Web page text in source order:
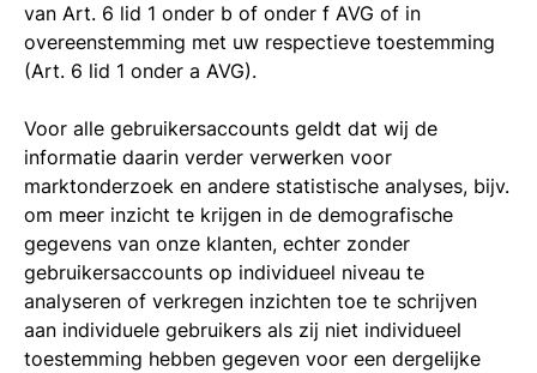
van Art. 6 lid 1 onder b of onder f AVG of in
overeenstemming met uw respectieve toestemming
(Art. 6 lid 1 onder a AVG).
Voor alle gebruikersaccounts geldt dat wij de
informatie daarin verder verwerken voor
marktonderzoek en andere statistische analyses, bijv.
om meer inzicht te krijgen in de demografische
gegevens van onze klanten, echter zonder
gebruikersaccounts op individueel niveau te
analyseren of verkregen inzichten toe te schrijven
aan individuele gebruikers als zij niet individueel
toestemming hebben gegeven voor een dergelijke